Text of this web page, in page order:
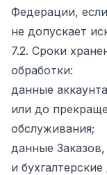
Федерации,
не допускает
7.2. Сроки
обработки:
данные
или до
обслуживания;
данные
и